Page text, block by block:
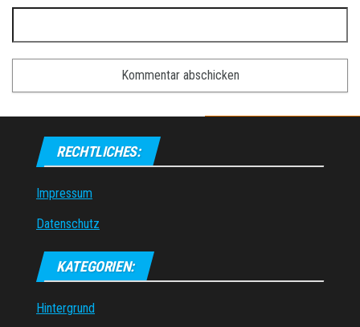
RECHTLICHES:
Impressum
Datenschutz
KATEGORIEN:
Hintergrund